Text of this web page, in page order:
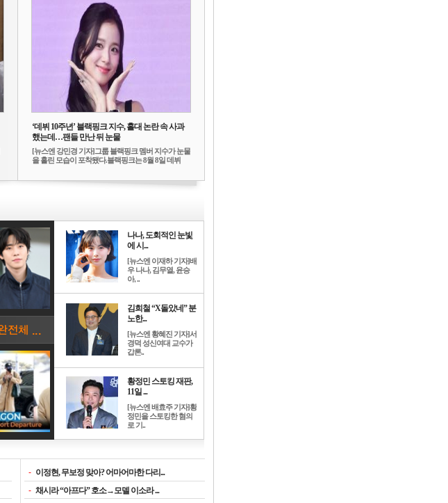
‘데뷔 10주년’ 블랙핑크 지수, 홀대 논란 속 사과
했는데…팬들 만난 뒤 눈물
[뉴스엔 강민경 기자]그룹 블랙핑크 멤버 지수가 눈물
을 흘린 모습이 포착됐다.블랙핑크는 8월 8일 데뷔
나나, 도회적인 눈빛
에 시...
[뉴스엔 이재하 기자]배
우 나나, 김무열, 윤승
아, ..
김희철 “X돌았네” 분
노한...
[뉴스엔 황혜진 기자]서
경덕 성신여대 교수가
갑론..
황정민 스토킹 재판,
11일 ...
[뉴스엔 배효주 기자]황
정민을 스토킹한 혐의
로 기..
- 이정현, 무보정 맞아? 어마어마한 다리...
- 채시라 “아프다” 호소→모델 이소라 ...